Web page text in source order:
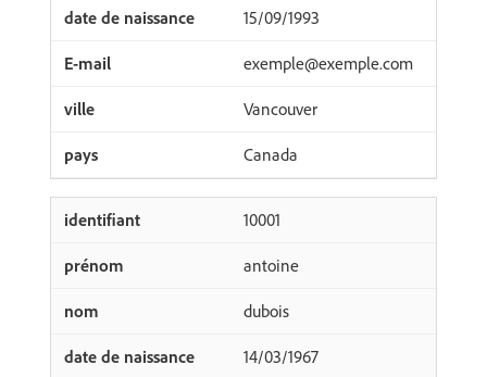
15/09/1993
exemple@exemple.com
Vancouver
Canada
10001
antoine
dubois
14/03/1967